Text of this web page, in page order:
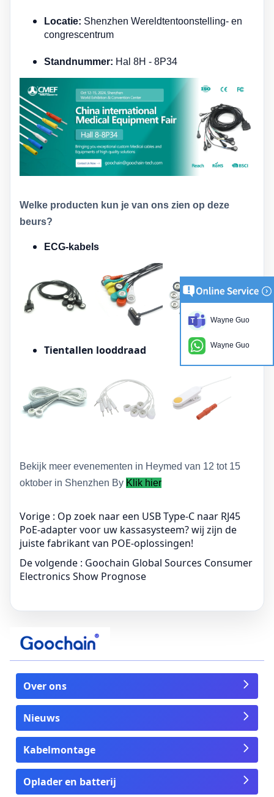
Locatie: Shenzhen Wereldtentoonstelling- en
congrescentrum
Standnummer: Hal 8H - 8P34
Welke producten kun je van ons zien op deze
beurs?
ECG-kabels
Tientallen looddraad
Bekijk meer evenementen in Heymed van 12 tot 15
oktober in Shenzhen By Klik hier
Vorige : Op zoek naar een USB Type-C naar RJ45
PoE-adapter voor uw kassasysteem? wij zijn de
juiste fabrikant van POE-oplossingen!
De volgende : Goochain Global Sources Consumer
Electronics Show Prognose
Over ons
Nieuws
Kabelmontage
Oplader en batterij
Wayne Guo
Wayne Guo